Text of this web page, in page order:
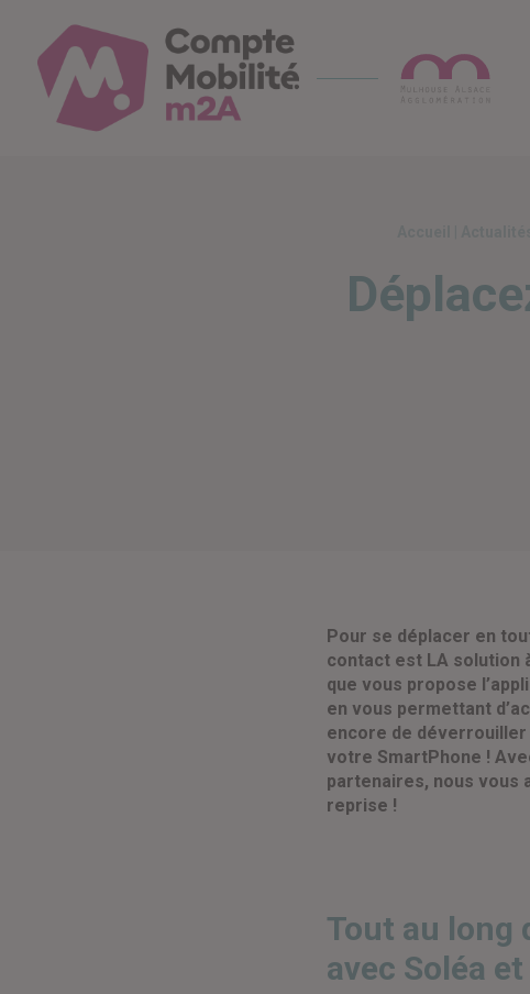
Compte Mobilité
Pour se déplacer en
contact est LA solution
que vous propose
en vous permettant
encore de déverrouiller
votre SmartPhone !
partenaires, nous vous
reprise !
Tout au long
avec Soléa